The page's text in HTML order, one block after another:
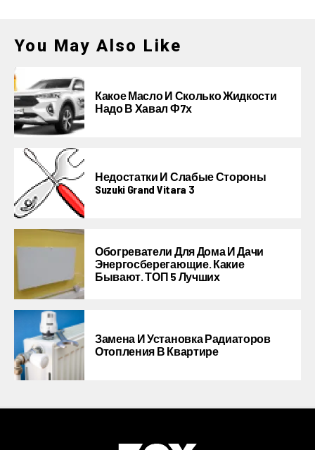
You May Also Like
Какое Масло И Сколько Жидкости
Надо В Хавал Ф7х
Недостатки И Слабые Стороны
Suzuki Grand Vitara 3
Обогреватели Для Дома И Дачи
Энергосберегающие. Какие
Бывают. ТОП 5 Лучших
Замена И Установка Радиаторов
Отопления В Квартире